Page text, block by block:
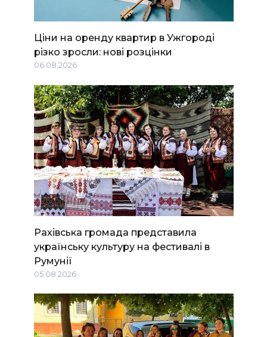
Ціни на оренду квартир в Ужгороді
різко зросли: нові розцінки
06.08.2026
Рахівська громада представила
українську культуру на фестивалі в
Румунії
05.08.2026